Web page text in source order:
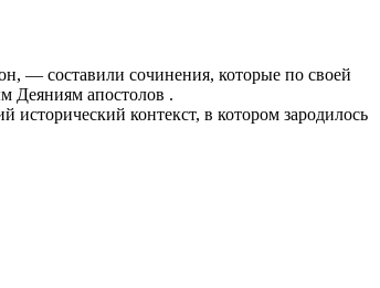
— составили сочинения, которые по своей
Деяниям апостолов .
исторический контекст, в котором зародилось